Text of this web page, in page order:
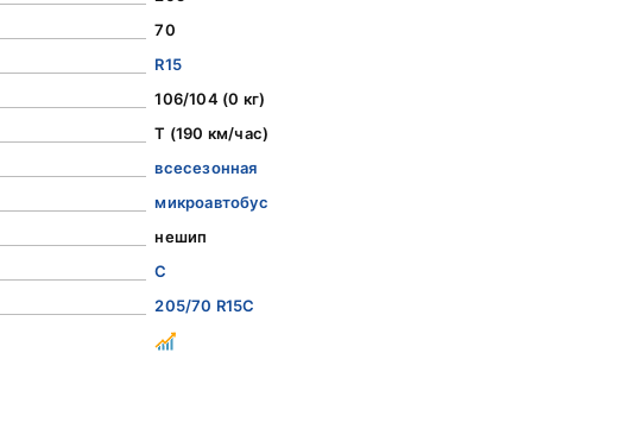
70
R15
106/104 (0 кг)
T (190 км/час)
всесезонная
микроавтобус
нешип
C
205/70 R15C